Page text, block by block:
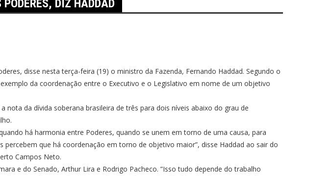
DIZ HADDAD
disse nesta terça-feira (19) o ministro da Fazenda, Fernando Haddad. Segundo o
da coordenação entre o Executivo e o Legislativo em nome de um objetivo
nota da dívida soberana brasileira de três para dois níveis abaixo do grau de
há harmonia entre Poderes, quando se unem em torno de uma causa, para
que há coordenação em torno de objetivo maior”, disse Haddad ao sair do
Campos Neto.
e do Senado, Arthur Lira e Rodrigo Pacheco. ”Isso tudo depende do trabalho